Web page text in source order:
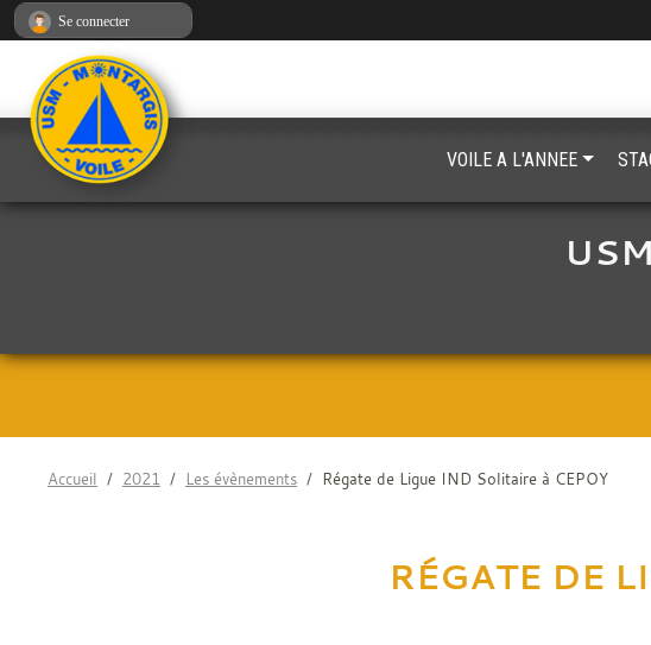
Accueil 2021 Les évènements Régate de Ligue IND Solitaire à CEPOY
RÉGATE DE
VOILE A L'ANNEE
Se connecter
Panneau de gestion des cookies